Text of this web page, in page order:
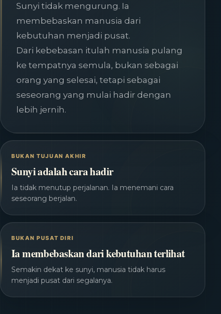
Sunyi tidak mengurung. Ia
membebaskan manusia dari
kebutuhan menjadi pusat.
Dari kebebasan itulah manusia pulang
ke tempatnya semula, bukan sebagai
orang yang selesai, tetapi sebagai
seseorang yang mulai hadir dengan
lebih jernih.
BUKAN TUJUAN AKHIR
Sunyi adalah cara hadir
Ia tidak menutup perjalanan. Ia menemani cara
seseorang berjalan.
BUKAN PUSAT DIRI
Ia membebaskan dari kebutuhan terlihat
Semakin dekat ke sunyi, manusia tidak harus
menjadi pusat dari segalanya.